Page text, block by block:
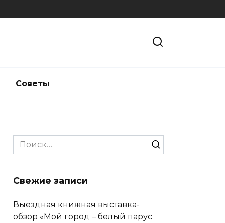
Советы
Search
for:
Свежие записи
Выездная книжная выставка-
обзор «Мой город – белый парус